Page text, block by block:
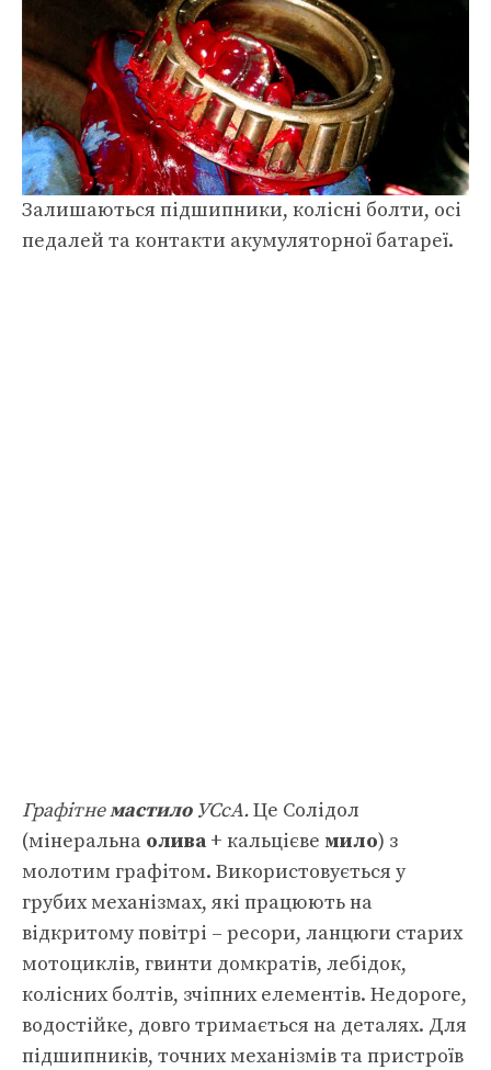
Залишаються підшипники, колісні болти, осі
педалей та контакти акумуляторної батареї.
ГрафітнемастилоУСсА.Це Солідол
(мінеральна олива + кальцієве мило) з
молотим графітом. Використовується у
грубих механізмах, які працюють на
відкритому повітрі – ресори, ланцюги старих
мотоциклів, гвинти домкратів, лебідок,
колісних болтів, зчіпних елементів. Недороге,
водостійке, довго тримається на деталях. Для
підшипників, точних механізмів та пристроїв